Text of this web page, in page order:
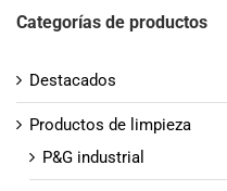
Categorías de productos
Destacados
Productos de limpieza
P&G industrial